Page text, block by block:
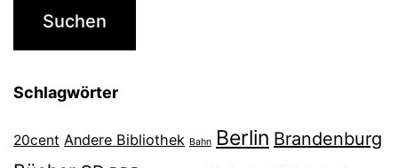
Schlagwörter
20cent Andere Bibliothek Bahn Berlin Brandenburg